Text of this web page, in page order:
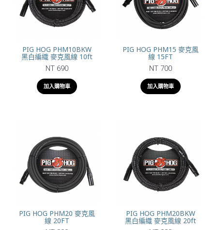
PIG HOG PHM10BKW
黑白編織 麥克風線 10ft
NT 690
加入購物車
PIG HOG PHM15 麥克風
線 15FT
NT 700
加入購物車
PIG HOG PHM20 麥克風
線 20FT
PIG HOG PHM20BKW
黑白編織 麥克風線 20ft